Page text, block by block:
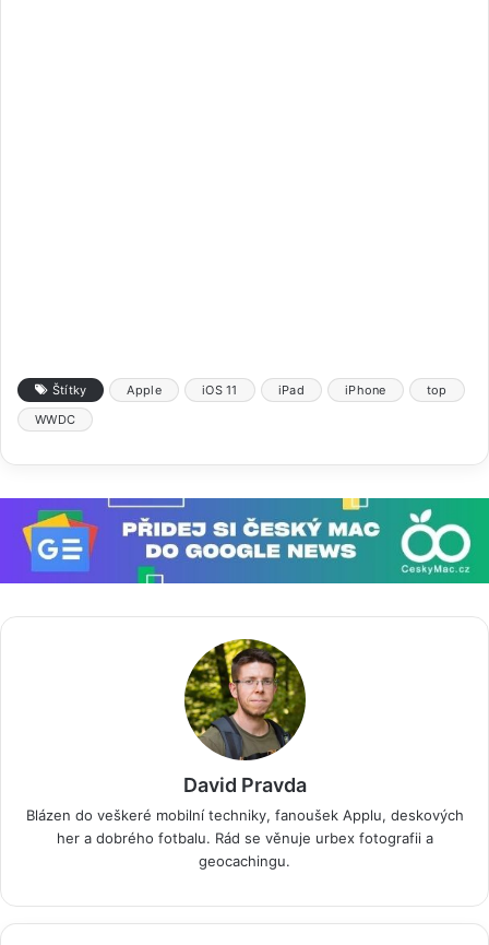
Štítky Apple iOS 11 iPad iPhone
top
WWDC
David Pravda
Blázen do veškeré mobilní techniky, fanoušek Applu, deskových
her a dobrého fotbalu. Rád se věnuje urbex fotografii a
geocachingu.